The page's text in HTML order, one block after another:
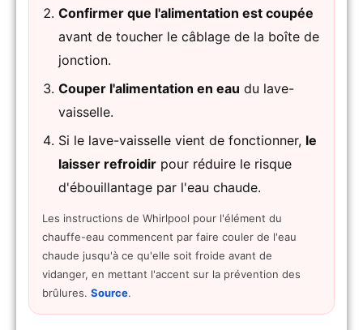
Confirmer que l'alimentation est coupée
avant de toucher le câblage de la boîte de
jonction.
Couper l'alimentation en eau du lave-
vaisselle.
Si le lave-vaisselle vient de fonctionner, le
laisser refroidir pour réduire le risque
d'ébouillantage par l'eau chaude.
Les instructions de Whirlpool pour l'élément du
chauffe-eau commencent par faire couler de l'eau
chaude jusqu'à ce qu'elle soit froide avant de
vidanger, en mettant l'accent sur la prévention des
brûlures. Source.